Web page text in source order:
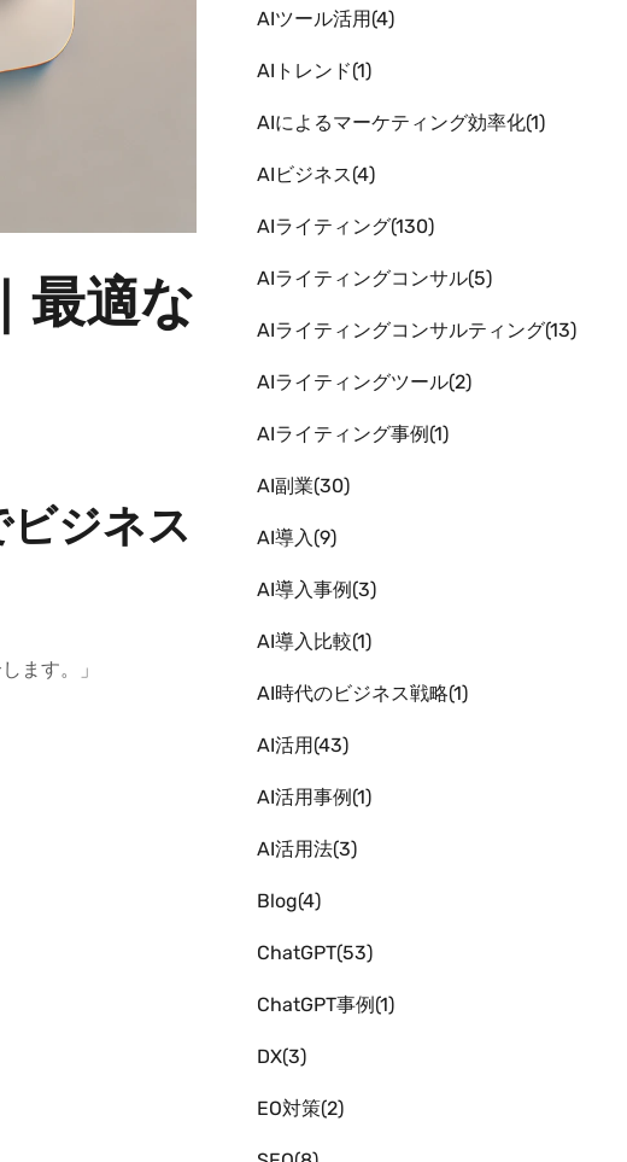
最適な
ジネス
ます。」
AIツール活用 4
AIトレンド 1
AIによるマーケティング効率化 1
AIビジネス 4
AIライティング 130
AIライティングコンサル 5
AIライティングコンサルティング 13
AIライティングツール 2
AIライティング事例 1
AI副業 30
AI導入 9
AI導入事例 3
AI導入比較 1
AI時代のビジネス戦略 1
AI活用 43
AI活用事例 1
AI活用法 3
Blog 4
ChatGPT 53
ChatGPT事例 1
DX 3
EO対策 2